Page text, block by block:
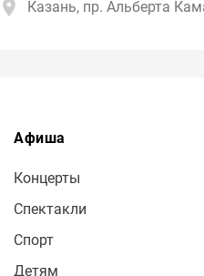
Казань, пр. Альберта
Афиша
Концерты
Спектакли
Спорт
Детям